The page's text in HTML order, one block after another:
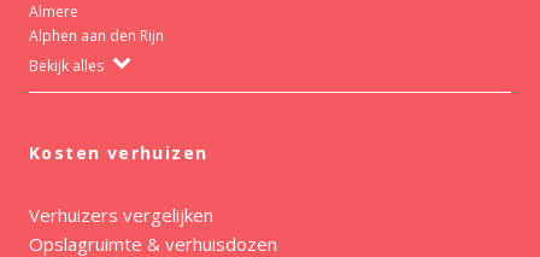
Almere
Alphen aan den Rijn
Bekijk alles
Kosten verhuizen
Verhuizers vergelijken
Opslagruimte & verhuisdozen